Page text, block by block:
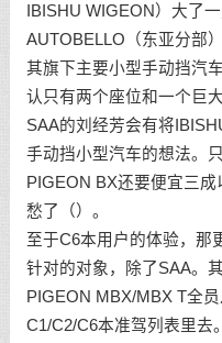
IBISHU WIGEON）大了
AUTOBELLO（东亚分部
其旗下主要小型手动挡汽
认只有两个座位和一个巨
SAA的刘经芳会有将
手动挡小型汽车的想法。
PIGEON BX还要便宜三
愁了（）。
至于C6本用户的体验，那
针对的对象，除了SAA。
PIGEON MBX/MBX T全
C1/C2/C6本准驾列表里去